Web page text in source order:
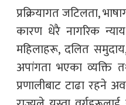
प्रक्रियागत जटिलता,
कारण धेरै नागरिक
महिलाहरू, दलित
अपांगता भएका व्यक्ति
प्रणालीबाट टाढा रहने